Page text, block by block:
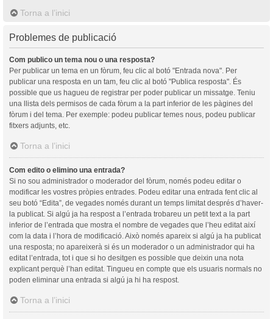
Torna a l’inici
Problemes de publicació
Com publico un tema nou o una resposta?
Per publicar un tema en un fòrum, feu clic al botó "Entrada nova". Per
publicar una resposta en un tam, feu clic al botó "Publica resposta". És
possible que us hagueu de registrar per poder publicar un missatge. Teniu
una llista dels permisos de cada fòrum a la part inferior de les pàgines del
fòrum i del tema. Per exemple: podeu publicar temes nous, podeu publicar
fitxers adjunts, etc.
Torna a l’inici
Com edito o elimino una entrada?
Si no sou administrador o moderador del fòrum, només podeu editar o
modificar les vostres pròpies entrades. Podeu editar una entrada fent clic al
seu botó “Edita”, de vegades només durant un temps limitat després d’haver-
la publicat. Si algú ja ha respost a l’entrada trobareu un petit text a la part
inferior de l’entrada que mostra el nombre de vegades que l’heu editat així
com la data i l’hora de modificació. Això només apareix si algú ja ha publicat
una resposta; no apareixerà si és un moderador o un administrador qui ha
editat l’entrada, tot i que si ho desitgen es possible que deixin una nota
explicant perquè l’han editat. Tingueu en compte que els usuaris normals no
poden eliminar una entrada si algú ja hi ha respost.
Torna a l’inici